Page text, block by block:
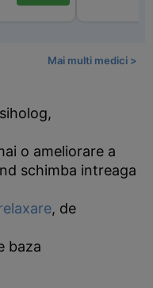
Mai multi medici >
o ameliorare a
schimba intreaga
, de
baza